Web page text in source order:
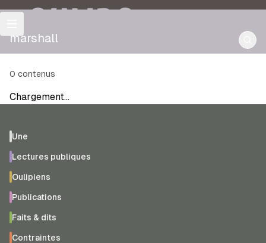
OULIPO
marshall
0 contenus
Chargement…
Une
Lectures publiques
Oulipiens
Publications
Faits & dits
Contraintes